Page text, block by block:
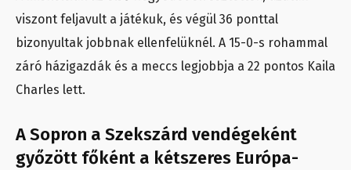
viszont feljavult a játékuk, és végül 36 ponttal
bizonyultak jobbnak ellenfelüknél. A 15-0-s rohammal
záró házigazdák és a meccs legjobbja a 22 pontos Kaila
Charles lett.
A Sopron a Szekszárd vendégeként
győzött főként a kétszeres Európa-